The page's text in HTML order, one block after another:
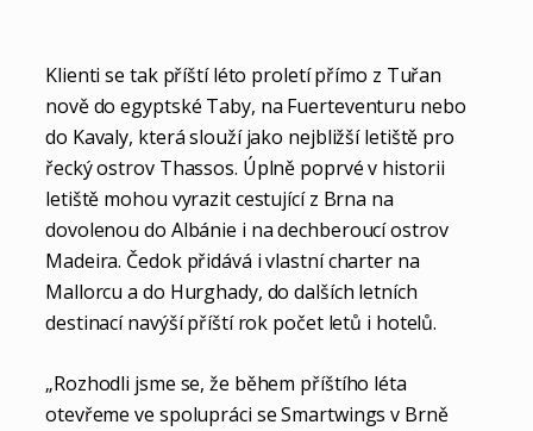
Klienti se tak příští léto proletí přímo z Tuřan
nově do egyptské Taby, na Fuerteventuru nebo
do Kavaly, která slouží jako nejbližší letiště pro
řecký ostrov Thassos. Úplně poprvé v historii
letiště mohou vyrazit cestující z Brna na
dovolenou do Albánie i na dechberoucí ostrov
Madeira. Čedok přidává i vlastní charter na
Mallorcu a do Hurghady, do dalších letních
destinací navýší příští rok počet letů i hotelů.
„Rozhodli jsme se, že během příštího léta
otevřeme ve spolupráci se Smartwings v Brně